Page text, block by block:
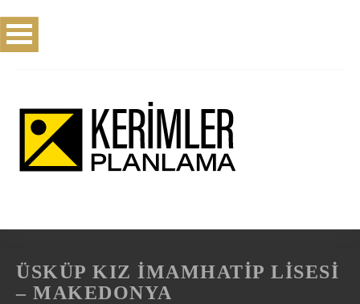
ÜSKÜP KIZ İMAMHATİP LİSESİ
– MAKEDONYA